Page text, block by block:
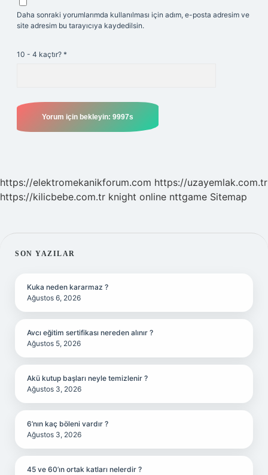
Daha sonraki yorumlarımda kullanılması için adım, e-posta adresim ve
site adresim bu tarayıcıya kaydedilsin.
10 - 4 kaçtır? *
https://elektromekanikforum.com https://uzayemlak.com.tr
https://kilicbebe.com.tr knight online nttgame Sitemap
SIDEBAR
SON YAZILAR
Kuka neden kararmaz ?
Ağustos 6, 2026
Avcı eğitim sertifikası nereden alınır ?
Ağustos 5, 2026
Akü kutup başları neyle temizlenir ?
Ağustos 3, 2026
6’nın kaç böleni vardır ?
Ağustos 3, 2026
45 ve 60’ın ortak katları nelerdir ?